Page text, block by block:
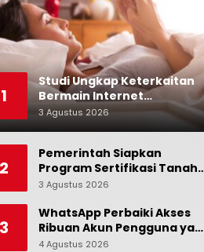
1
Studi Ungkap Keterkaitan
Bermain Internet
Berlebihan dengan Stres
dan Suasana Hati
3 Agustus 2026
2
Pemerintah Siapkan
Program Sertifikasi Tanah
Gratis bagi Masyarakat
3 Agustus 2026
3
WhatsApp Perbaiki Akses
Ribuan Akun Pengguna yang
Terblokir
4 Agustus 2026